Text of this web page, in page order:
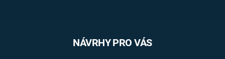
NÁVRHY PRO VÁS